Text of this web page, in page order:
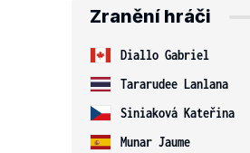
Zranění hráči
Diallo Gabriel
Tararudee Lanlana
Siniaková Kateřina
Munar Jaume